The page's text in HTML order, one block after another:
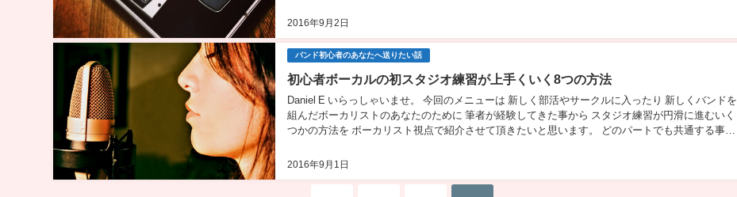
2016年9月2日
バンド初心者のあなたへ送りたい話
初心者ボーカルの初スタジオ練習が上手くいく8つの方法
2016年9月1日
Daniel E いらっしゃいませ。 今回のメニューは 新しく部活やサークルに入ったり 新しくバンドを
組んだボーカリストのあなたのために 筆者が経験してきた事から スタジオ練習が円滑に進むいく
つかの方法を ボーカリスト視点で紹介させて頂きたいと思います。 どのパートでも共通する事も